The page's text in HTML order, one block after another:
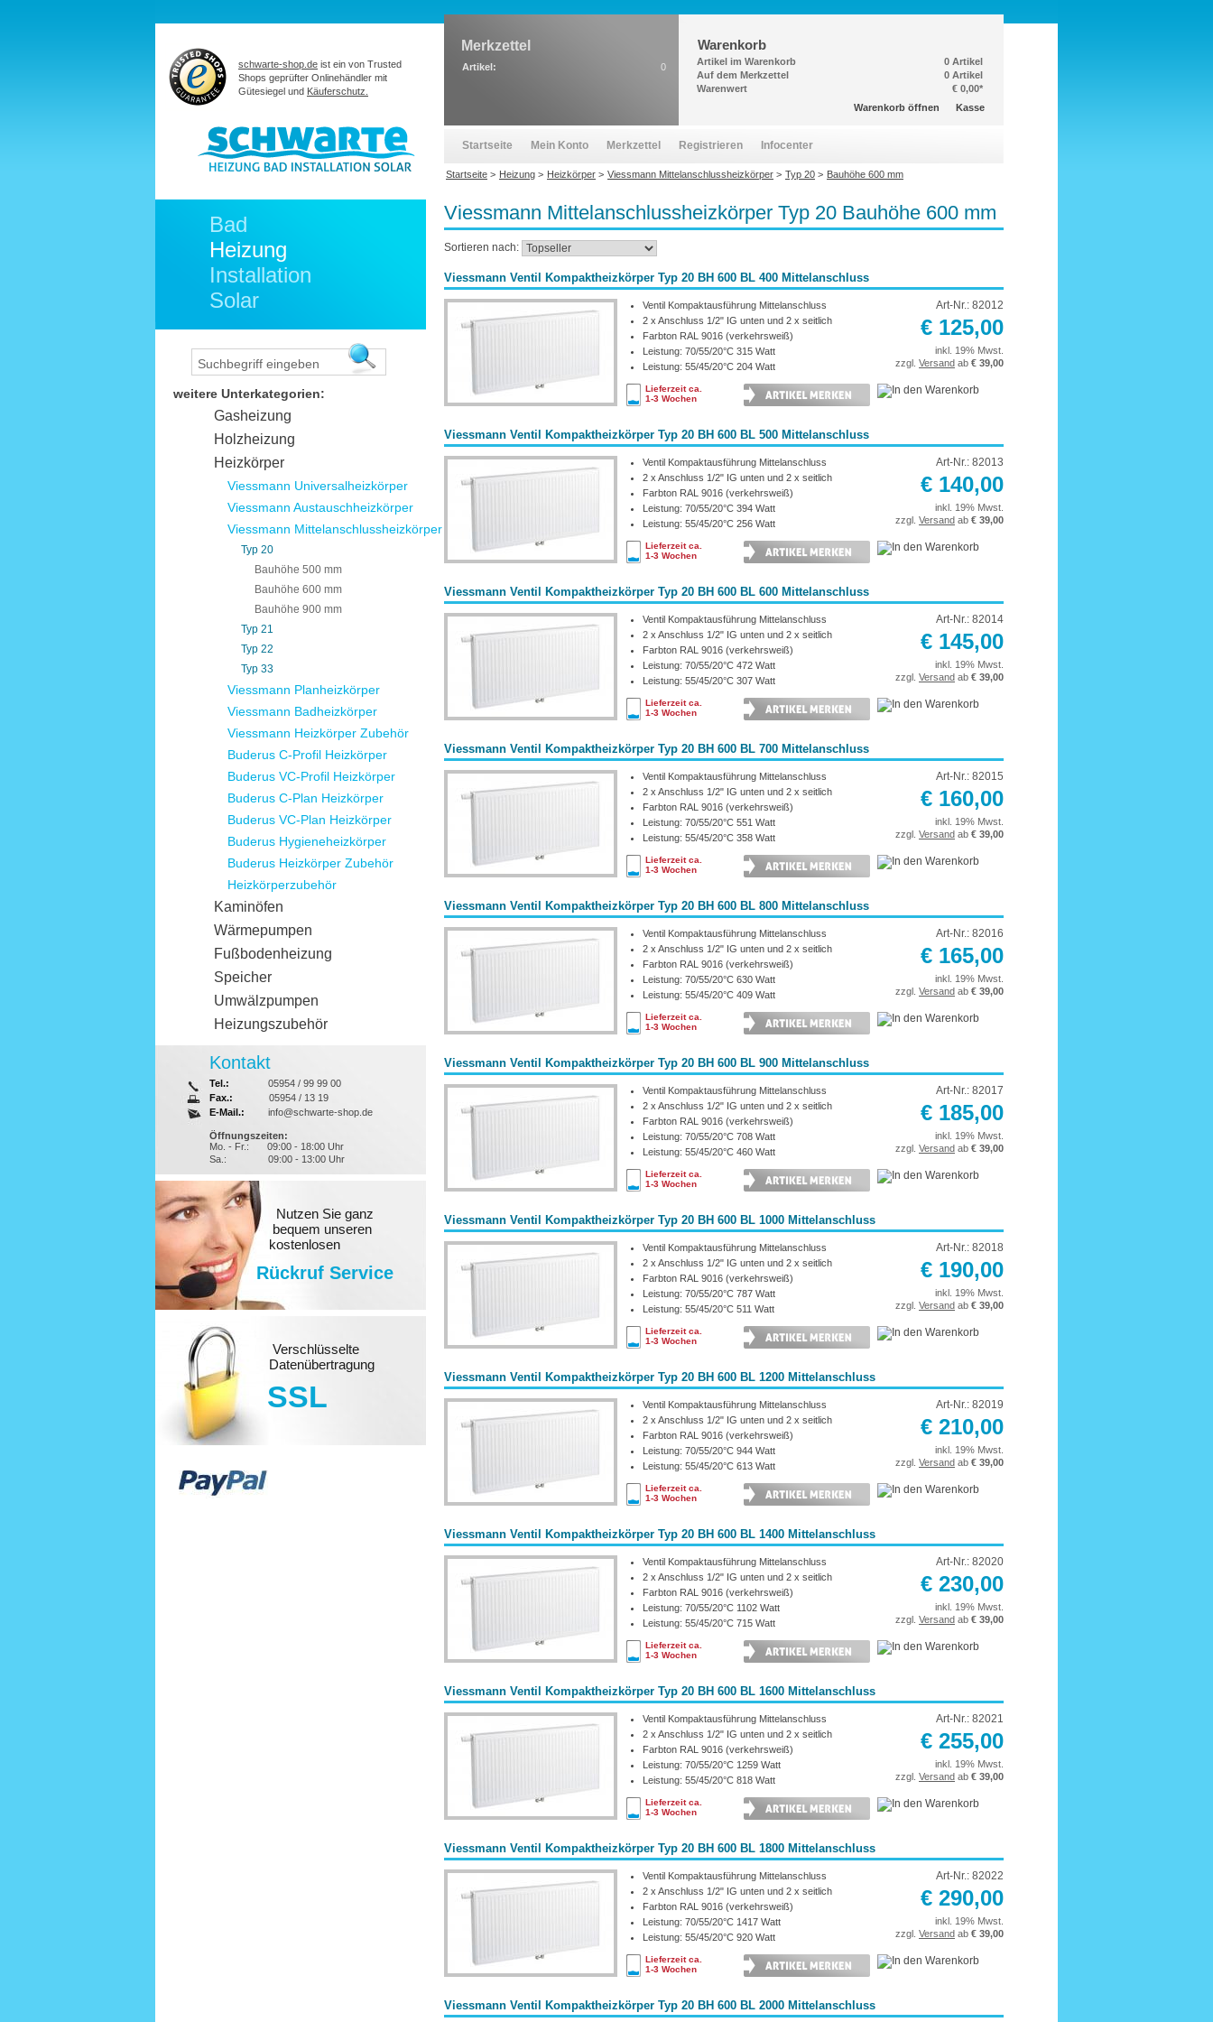
Viessmann Mittelanschlussheizkörper Typ 20 Bauhöhe 600 mm
Sortieren nach:
Viessmann Ventil Kompaktheizkörper Typ 20 BH 600 BL 400 Mittelanschluss
Ventil Kompaktausführung Mittelanschluss
2 x Anschluss 1/2" IG unten und 2 x seitlich
Farbton RAL 9016 (verkehrsweiß)
Leistung: 70/55/20°C 315 Watt
Leistung: 55/45/20°C 204 Watt
Art-Nr.: 82012
€ 125,00
inkl. 19% Mwst.
zzgl. Versand ab € 39,00
Lieferzeit ca.
1-3 Wochen
Viessmann Ventil Kompaktheizkörper Typ 20 BH 600 BL 500 Mittelanschluss
Ventil Kompaktausführung Mittelanschluss
2 x Anschluss 1/2" IG unten und 2 x seitlich
Farbton RAL 9016 (verkehrsweiß)
Leistung: 70/55/20°C 394 Watt
Leistung: 55/45/20°C 256 Watt
Art-Nr.: 82013
€ 140,00
inkl. 19% Mwst.
zzgl. Versand ab € 39,00
Lieferzeit ca.
1-3 Wochen
Viessmann Ventil Kompaktheizkörper Typ 20 BH 600 BL 600 Mittelanschluss
Ventil Kompaktausführung Mittelanschluss
2 x Anschluss 1/2" IG unten und 2 x seitlich
Farbton RAL 9016 (verkehrsweiß)
Leistung: 70/55/20°C 472 Watt
Leistung: 55/45/20°C 307 Watt
Art-Nr.: 82014
€ 145,00
inkl. 19% Mwst.
zzgl. Versand ab € 39,00
Lieferzeit ca.
1-3 Wochen
Viessmann Ventil Kompaktheizkörper Typ 20 BH 600 BL 700 Mittelanschluss
Ventil Kompaktausführung Mittelanschluss
2 x Anschluss 1/2" IG unten und 2 x seitlich
Farbton RAL 9016 (verkehrsweiß)
Leistung: 70/55/20°C 551 Watt
Leistung: 55/45/20°C 358 Watt
Art-Nr.: 82015
€ 160,00
inkl. 19% Mwst.
zzgl. Versand ab € 39,00
Lieferzeit ca.
1-3 Wochen
Viessmann Ventil Kompaktheizkörper Typ 20 BH 600 BL 800 Mittelanschluss
Ventil Kompaktausführung Mittelanschluss
2 x Anschluss 1/2" IG unten und 2 x seitlich
Farbton RAL 9016 (verkehrsweiß)
Leistung: 70/55/20°C 630 Watt
Leistung: 55/45/20°C 409 Watt
Art-Nr.: 82016
€ 165,00
inkl. 19% Mwst.
zzgl. Versand ab € 39,00
Lieferzeit ca.
1-3 Wochen
Viessmann Ventil Kompaktheizkörper Typ 20 BH 600 BL 900 Mittelanschluss
Ventil Kompaktausführung Mittelanschluss
2 x Anschluss 1/2" IG unten und 2 x seitlich
Farbton RAL 9016 (verkehrsweiß)
Leistung: 70/55/20°C 708 Watt
Leistung: 55/45/20°C 460 Watt
Art-Nr.: 82017
€ 185,00
inkl. 19% Mwst.
zzgl. Versand ab € 39,00
Lieferzeit ca.
1-3 Wochen
Viessmann Ventil Kompaktheizkörper Typ 20 BH 600 BL 1000 Mittelanschluss
Ventil Kompaktausführung Mittelanschluss
2 x Anschluss 1/2" IG unten und 2 x seitlich
Farbton RAL 9016 (verkehrsweiß)
Leistung: 70/55/20°C 787 Watt
Leistung: 55/45/20°C 511 Watt
Art-Nr.: 82018
€ 190,00
inkl. 19% Mwst.
zzgl. Versand ab € 39,00
Lieferzeit ca.
1-3 Wochen
Viessmann Ventil Kompaktheizkörper Typ 20 BH 600 BL 1200 Mittelanschluss
Ventil Kompaktausführung Mittelanschluss
2 x Anschluss 1/2" IG unten und 2 x seitlich
Farbton RAL 9016 (verkehrsweiß)
Leistung: 70/55/20°C 944 Watt
Leistung: 55/45/20°C 613 Watt
Art-Nr.: 82019
€ 210,00
inkl. 19% Mwst.
zzgl. Versand ab € 39,00
Lieferzeit ca.
1-3 Wochen
Viessmann Ventil Kompaktheizkörper Typ 20 BH 600 BL 1400 Mittelanschluss
Ventil Kompaktausführung Mittelanschluss
2 x Anschluss 1/2" IG unten und 2 x seitlich
Farbton RAL 9016 (verkehrsweiß)
Leistung: 70/55/20°C 1102 Watt
Leistung: 55/45/20°C 715 Watt
Art-Nr.: 82020
€ 230,00
inkl. 19% Mwst.
zzgl. Versand ab € 39,00
Lieferzeit ca.
1-3 Wochen
Viessmann Ventil Kompaktheizkörper Typ 20 BH 600 BL 1600 Mittelanschluss
Ventil Kompaktausführung Mittelanschluss
2 x Anschluss 1/2" IG unten und 2 x seitlich
Farbton RAL 9016 (verkehrsweiß)
Leistung: 70/55/20°C 1259 Watt
Leistung: 55/45/20°C 818 Watt
Art-Nr.: 82021
€ 255,00
inkl. 19% Mwst.
zzgl. Versand ab € 39,00
Lieferzeit ca.
1-3 Wochen
Viessmann Ventil Kompaktheizkörper Typ 20 BH 600 BL 1800 Mittelanschluss
Ventil Kompaktausführung Mittelanschluss
2 x Anschluss 1/2" IG unten und 2 x seitlich
Farbton RAL 9016 (verkehrsweiß)
Leistung: 70/55/20°C 1417 Watt
Leistung: 55/45/20°C 920 Watt
Art-Nr.: 82022
€ 290,00
inkl. 19% Mwst.
zzgl. Versand ab € 39,00
Lieferzeit ca.
1-3 Wochen
Viessmann Ventil Kompaktheizkörper Typ 20 BH 600 BL 2000 Mittelanschluss
Bad
Heizung
Installation
Solar
weitere Unterkategorien:
Gasheizung
Holzheizung
Heizkörper
Viessmann Universalheizkörper
Viessmann Austauschheizkörper
Viessmann Mittelanschlussheizkörper
Typ 20
Bauhöhe 500 mm
Bauhöhe 600 mm
Bauhöhe 900 mm
Typ 21
Typ 22
Typ 33
Viessmann Planheizkörper
Viessmann Badheizkörper
Viessmann Heizkörper Zubehör
Buderus C-Profil Heizkörper
Buderus VC-Profil Heizkörper
Buderus C-Plan Heizkörper
Buderus VC-Plan Heizkörper
Buderus Hygieneheizkörper
Buderus Heizkörper Zubehör
Heizkörperzubehör
Kaminöfen
Wärmepumpen
Fußbodenheizung
Speicher
Umwälzpumpen
Heizungszubehör
Kontakt
Tel.:
05954 / 99 99 00
Fax.:
05954 / 13 19
E-Mail.:
info@schwarte-shop.de
Öffnungszeiten:
Mo. - Fr.:
09:00 - 18:00 Uhr
Sa.:
09:00 - 13:00 Uhr
Nutzen Sie ganz
bequem unseren
kostenlosen
Rückruf Service
Verschlüsselte
Datenübertragung
SSL
schwarte-shop.de ist ein von Trusted
Shops geprüfter Onlinehändler mit
Gütesiegel und Käuferschutz.
Merkzettel
Artikel: 0
Warenkorb
Artikel im Warenkorb
0 Artikel
Auf dem Merkzettel
0 Artikel
Warenwert
€ 0,00*
Warenkorb öffnen
Kasse
Startseite Mein Konto Merkzettel Registrieren Infocenter
Startseite > Heizung > Heizkörper > Viessmann Mittelanschlussheizkörper > Typ 20 > Bauhöhe 600 mm